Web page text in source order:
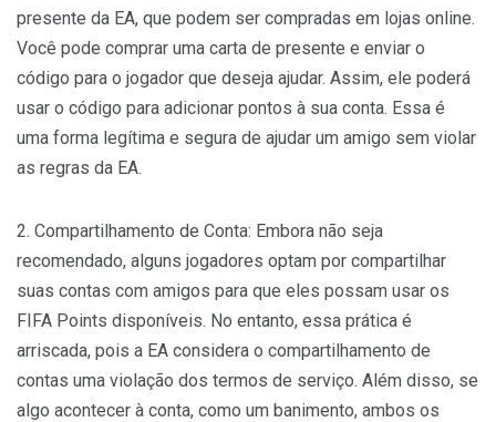
presente da EA, que podem ser compradas em lojas online.
Você pode comprar uma carta de presente e enviar o
código para o jogador que deseja ajudar. Assim, ele poderá
usar o código para adicionar pontos à sua conta. Essa é
uma forma legítima e segura de ajudar um amigo sem violar
as regras da EA.
2. Compartilhamento de Conta: Embora não seja
recomendado, alguns jogadores optam por compartilhar
suas contas com amigos para que eles possam usar os
FIFA Points disponíveis. No entanto, essa prática é
arriscada, pois a EA considera o compartilhamento de
contas uma violação dos termos de serviço. Além disso, se
algo acontecer à conta, como um banimento, ambos os